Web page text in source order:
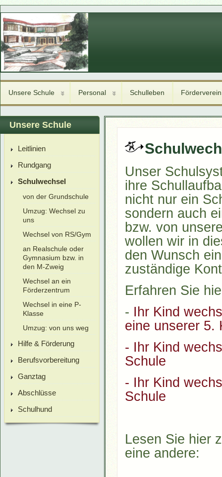
Unsere Schule Personal Schulleben Förderverein
Unsere Schule
Leitlinien
Rundgang
Schulwechsel
von der Grundschule
Umzug: Wechsel zu
uns
Wechsel von RS/Gym
an Realschule oder
Gymnasium bzw. in
den M-Zweig
Wechsel an ein
Förderzentrum
Wechsel in eine P-
Klasse
Umzug: von uns weg
Hilfe & Förderung
Berufsvorbereitung
Ganztag
Abschlüsse
Schulhund
Unser
ihre
nicht nur ein
sondern auch
bzw. von
wollen wir in
den Wunsch
zuständige
Erfahren Sie
- Ihr Kind
eine unserer 5.
- Ihr Kind
Schule
- Ihr Kind
Schule
Lesen Sie hier
eine andere: